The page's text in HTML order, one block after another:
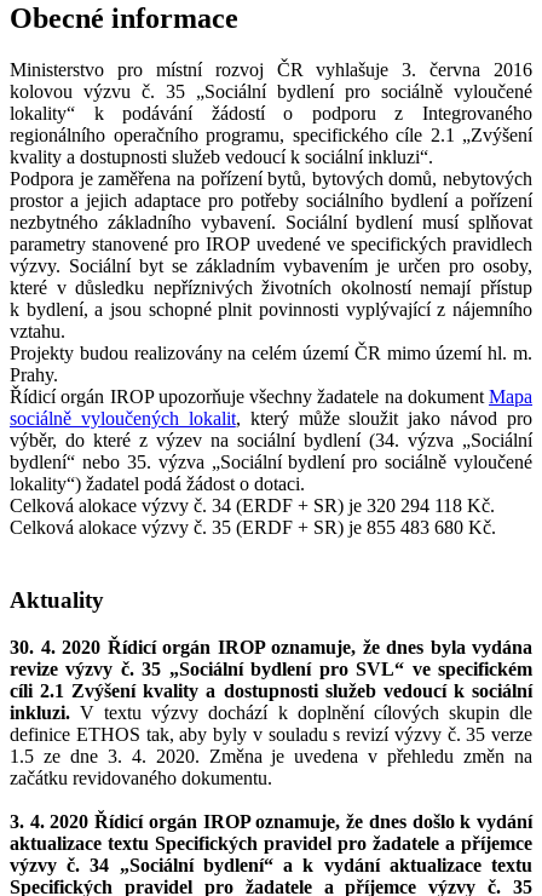
Obecné informace
Ministerstvo pro místní rozvoj ČR vyhlašuje 3. června 2016
kolovou výzvu č. 35 „Sociální bydlení pro sociálně vyloučené
lokality“ k podávání žádostí o podporu z Integrovaného
regionálního operačního programu, specifického cíle 2.1 „Zvýšení
kvality a dostupnosti služeb vedoucí k sociální inkluzi“.
Podpora je zaměřena na pořízení bytů, bytových domů, nebytových
prostor a jejich adaptace pro potřeby sociálního bydlení a pořízení
nezbytného základního vybavení. Sociální bydlení musí splňovat
parametry stanovené pro IROP uvedené ve specifických pravidlech
výzvy. Sociální byt se základním vybavením je určen pro osoby,
které v důsledku nepříznivých životních okolností nemají přístup
k bydlení, a jsou schopné plnit povinnosti vyplývající z nájemního
vztahu.
Projekty budou realizovány na celém území ČR mimo území hl. m.
Prahy.
Řídicí orgán IROP upozorňuje všechny žadatele na dokument Mapa
sociálně vyloučených lokalit, který může sloužit jako návod pro
výběr, do které z výzev na sociální bydlení (34. výzva „Sociální
bydlení“ nebo 35. výzva „Sociální bydlení pro sociálně vyloučené
lokality“) žadatel podá žádost o dotaci.
Celková alokace výzvy č. 34 (ERDF + SR) je 320 294 118 Kč.
Celková alokace výzvy č. 35 (ERDF + SR) je 855 483 680 Kč.
Aktuality
30. 4. 2020 Řídicí orgán IROP oznamuje, že dnes byla vydána
revize výzvy č. 35 „Sociální bydlení pro SVL“ ve specifickém
cíli 2.1 Zvýšení kvality a dostupnosti služeb vedoucí k sociální
inkluzi.V textu výzvy dochází k doplnění cílových skupin dle
definice ETHOS tak, aby byly v souladu s revizí výzvy č. 35 verze
1.5 ze dne 3. 4. 2020. Změna je uvedena v přehledu změn na
začátku revidovaného dokumentu.
3. 4. 2020 Řídicí orgán IROP oznamuje, že dnes došlo k vydání
aktualizace textu Specifických pravidel pro žadatele a příjemce
výzvy č. 34 „Sociální bydlení“ a k vydání aktualizace textu
Specifických pravidel pro žadatele a příjemce výzvy č. 35